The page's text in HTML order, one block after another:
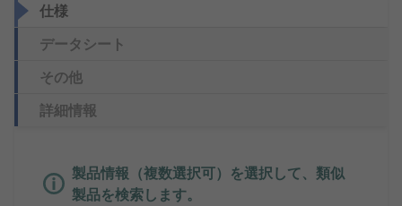
仕様
データシート
その他
詳細情報
製品情報（複数選択可）を選択して、類似
製品を検索します。